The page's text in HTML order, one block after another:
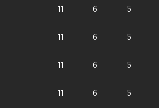
11 6 5
11 6 5
11 6 5
11 6 5